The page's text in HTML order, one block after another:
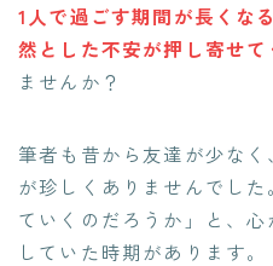
1人で過ごす期間が長くな
然とした不安が押し寄せて
ませんか？
筆者も昔から友達が少な
が珍しくありませんでし
ていくのだろうか」と、
していた時期があります。